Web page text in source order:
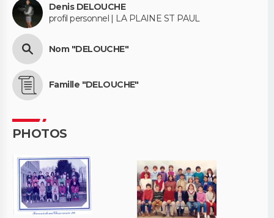
Denis DELOUCHE
profil personnel | LA PLAINE ST PAUL
Nom "DELOUCHE"
Famille "DELOUCHE"
PHOTOS